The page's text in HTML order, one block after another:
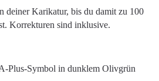
deiner Karikatur, bis du damit zu 100
Korrekturen sind inklusive.